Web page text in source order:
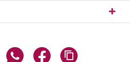
Seite über E-Mail teilen
Seite über WhatsApp teilen
Seite über Facebook